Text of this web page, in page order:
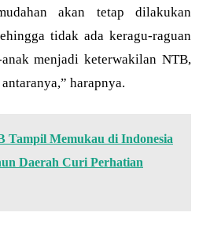
akan tetap dilakukan
tidak ada keragu-raguan
menjadi keterwakilan NTB,
harapnya.
Tampil Memukau di Indonesia
Daerah Curi Perhatian